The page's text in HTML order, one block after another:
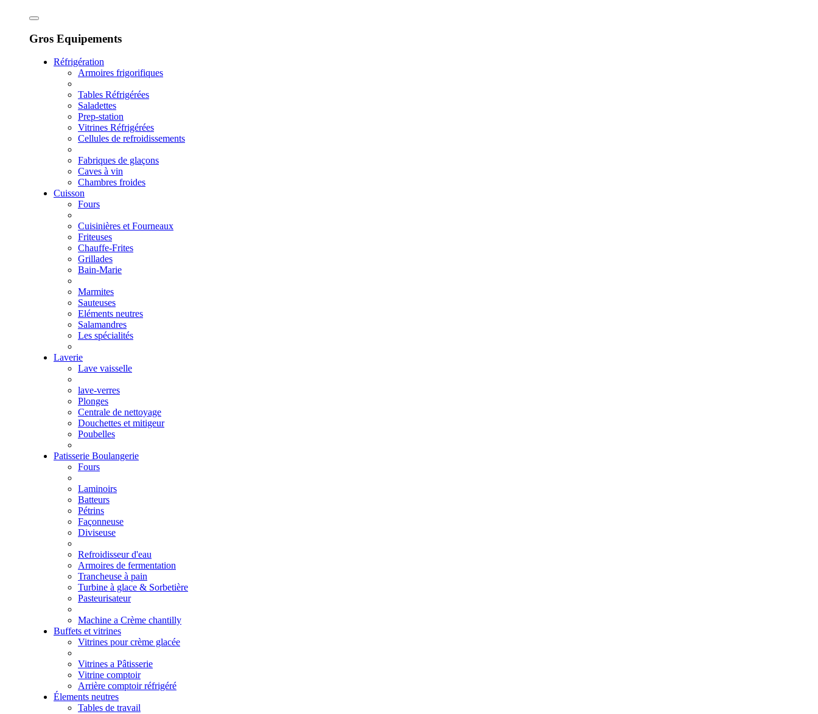
Gros Equipements
Réfrigération
Armoires frigorifiques
Tables Réfrigérées
Saladettes
Prep-station
Vitrines Réfrigérées
Cellules de refroidissements
Fabriques de glaçons
Caves à vin
Chambres froides
Cuisson
Fours
Cuisinières et Fourneaux
Friteuses
Chauffe-Frites
Grillades
Bain-Marie
Marmites
Sauteuses
Eléments neutres
Salamandres
Les spécialités
Laverie
Lave vaisselle
lave-verres
Plonges
Centrale de nettoyage
Douchettes et mitigeur
Poubelles
Patisserie Boulangerie
Fours
Laminoirs
Batteurs
Pétrins
Façonneuse
Diviseuse
Refroidisseur d'eau
Armoires de fermentation
Trancheuse à pain
Turbine à glace & Sorbetière
Pasteurisateur
Machine a Crème chantilly
Buffets et vitrines
Vitrines pour crème glacée
Vitrines a Pâtisserie
Vitrine comptoir
Arrière comptoir réfrigéré
Élements neutres
Tables de travail